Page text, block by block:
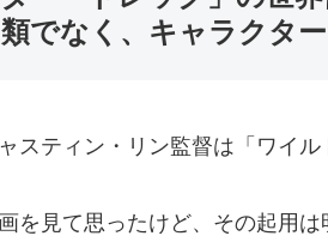
でなく、キャラクター
ティン・リン監督は「ワイル
見て思ったけど、その起用は